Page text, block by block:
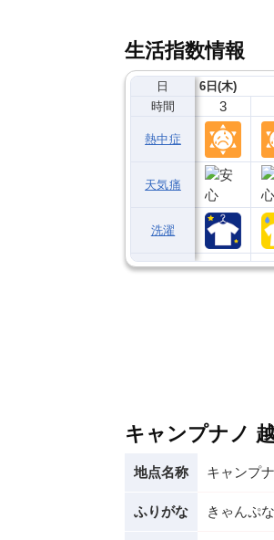
生活指数情報
日
時間
熱中症
天気痛
洗濯
6日(木)
3
キャンプナノ
地点名称 キャンプ
ふりがな きゃんぷ